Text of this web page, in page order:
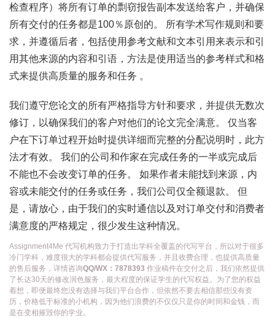
检查程序）将所有订单的剽窃报告副本发送给客户，并确保
所有交付的任务都是100％原创的。 所有学术写作规则和要
求，并遵循后者，包括使用参考文献和文本引用来表示和引
用其他来源的内容和引语，方法是使用适当的参考样式和格
式来提供高质量的服务和任务 。
我们遵守您论文的所有严格指导方针和要求，并提供无数次
修订，以确保我们的客户对他们的论文完全满意。 仅当客
户在下订单过程开始时提供详细而完整的分配说明时，此方
法才有效。 我们的公司和作家在完成任务的一半或完成后
不能也不会改变订单的任务。 如果作者未能找到来源，内
容或未能交付的任务或任务，我们公司仅全额退款。 但
是，请放心，由于我们的实时通信以及对订单交付和消费者
满意度的严格规定，很少发生这种情况。
Assignment4Me 代写机构致力于打造出学科全覆盖的代写平台，所以对于很多
冷门学科，难度很大的学科都会提供代写服务，并且收费合理，也提供高质量
的售后服务，详情咨询QQ/WX：7878393 作业稿件在交付之后，我们依然提供
了长达30天的修改润色服务，最大程度的保证学生的代写权益。为了您的权益
着想，即便最终您没有选择与我们平台合作，但依然不要去相信那些没有资
历，价格低于标准的小机构，因为他们浪费的不仅仅只是你的时间和金钱，而
是在变相摧毁你的学业。